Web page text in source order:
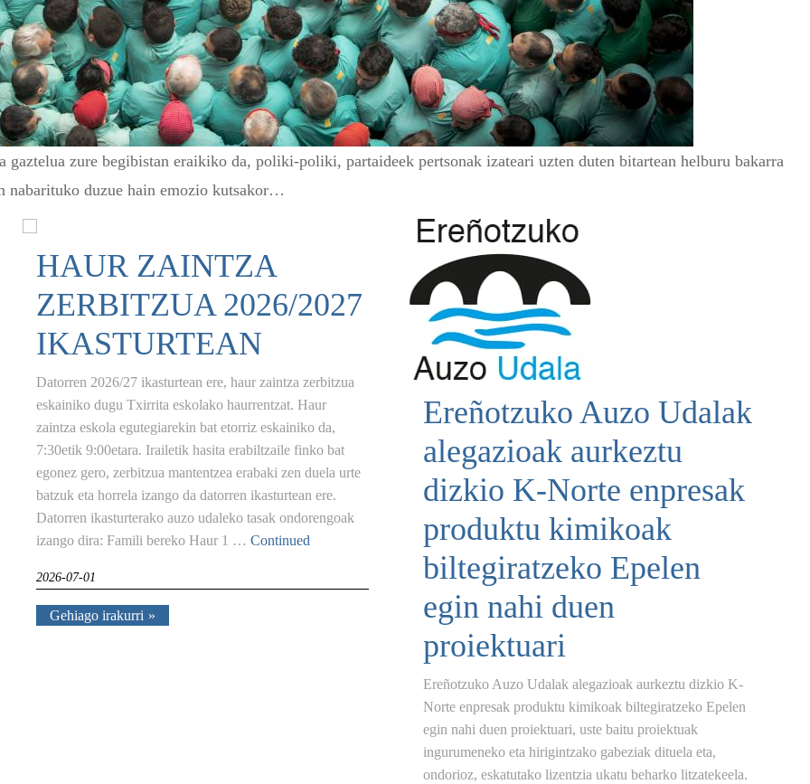
gaztelua zure begibistan eraikiko da, poliki-poliki, partaideek pertsonak izateari uzten duten bitartean helburu bakarra
nabarituko duzue hain emozio kutsakor…
HAUR ZAINTZA
ZERBITZUA 2026/2027
IKASTURTEAN
Datorren 2026/27 ikasturtean ere, haur zaintza zerbitzua
eskainiko dugu Txirrita eskolako haurrentzat. Haur
zaintza eskola egutegiarekin bat etorriz eskainiko da,
7:30etik 9:00etara. Irailetik hasita erabiltzaile finko bat
egonez gero, zerbitzua mantentzea erabaki zen duela urte
batzuk eta horrela izango da datorren ikasturtean ere.
Datorren ikasturterako auzo udaleko tasak ondorengoak
izango dira: Famili bereko Haur 1 … Continued
2026-07-01
Gehiago irakurri
Ereñotzuko Auzo Udalak
alegazioak aurkeztu
dizkio K-Norte enpresak
produktu kimikoak
biltegiratzeko Epelen
egin nahi duen
proiektuari
Ereñotzuko Auzo Udalak alegazioak aurkeztu dizkio K-
Norte enpresak produktu kimikoak biltegiratzeko Epelen
egin nahi duen proiektuari, uste baitu proiektuak
ingurumeneko eta hirigintzako gabeziak dituela eta,
ondorioz, eskatutako lizentzia ukatu beharko litzatekeela.